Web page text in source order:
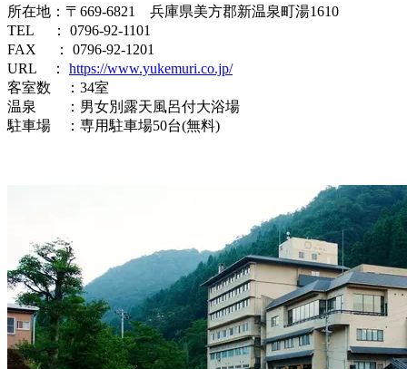
所在地：〒669-6821 兵庫県美方郡新温泉町湯1610
TEL ： 0796-92-1101
FAX ： 0796-92-1201
URL ： https://www.yukemuri.co.jp/
客室数 ：34室
温泉 ：男女別露天風呂付大浴場
駐車場 ：専用駐車場50台(無料)